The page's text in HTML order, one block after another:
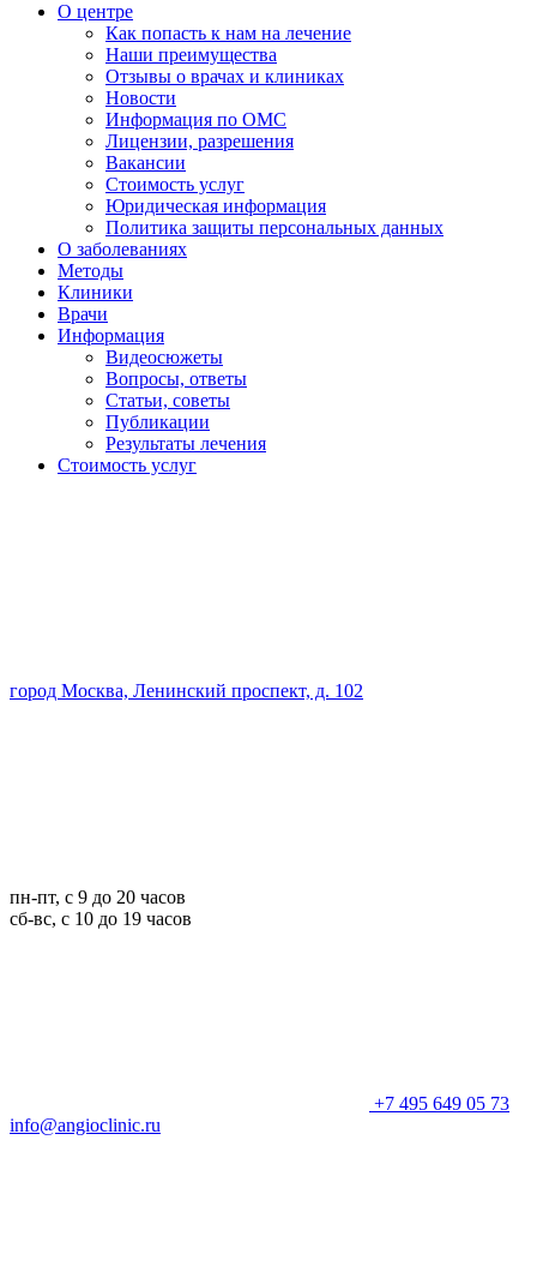
О центре
Как попасть к нам на лечение
Наши преимущества
Отзывы о врачах и клиниках
Новости
Информация по ОМС
Лицензии, разрешения
Вакансии
Стоимость услуг
Юридическая информация
Политика защиты персональных данных
О заболеваниях
Методы
Клиники
Врачи
Информация
Видеосюжеты
Вопросы, ответы
Статьи, советы
Публикации
Результаты лечения
Стоимость услуг
город Москва, Ленинский проспект, д. 102
пн-пт, с 9 до 20 часов
сб-вс, с 10 до 19 часов
+7 495 649 05 73
info@angioclinic.ru